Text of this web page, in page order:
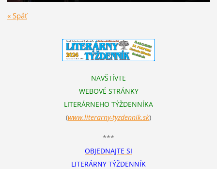
« Späť
NAVŠTÍVTE
WEBOVÉ STRÁNKY
LITERÁRNEHO TÝŽDENNÍKA
(www.literarny-tyzdennik.sk)
***
OBJEDNAJTE SI
LITERÁRNY TÝŽDENNÍK